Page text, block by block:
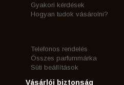
Gyakori kérdések
Hogyan tudok vásárolni?
Telefonos rendelés
Összes parfummárka
Süti beállítások
Vásárlói biztonság